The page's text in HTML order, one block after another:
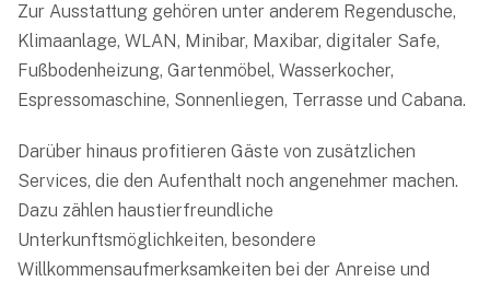
Zur Ausstattung gehören unter anderem Regendusche,
Klimaanlage, WLAN, Minibar, Maxibar, digitaler Safe,
Fußbodenheizung, Gartenmöbel, Wasserkocher,
Espressomaschine, Sonnenliegen, Terrasse und Cabana.
Darüber hinaus profitieren Gäste von zusätzlichen
Services, die den Aufenthalt noch angenehmer machen.
Dazu zählen haustierfreundliche
Unterkunftsmöglichkeiten, besondere
Willkommensaufmerksamkeiten bei der Anreise und